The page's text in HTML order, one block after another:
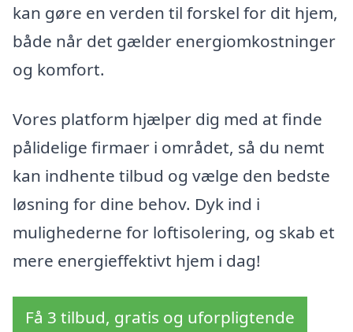
kan gøre en verden til forskel for dit hjem,
både når det gælder energiomkostninger
og komfort.
Vores platform hjælper dig med at finde
pålidelige firmaer i området, så du nemt
kan indhente tilbud og vælge den bedste
løsning for dine behov. Dyk ind i
mulighederne for loftisolering, og skab et
mere energieffektivt hjem i dag!
Få 3 tilbud, gratis og uforpligtende